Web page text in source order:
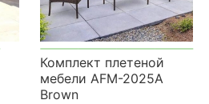
Комплект плетеной
мебели AFM-2025A
Brown